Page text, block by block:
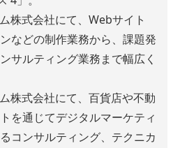
株式会社にて、Webサイト
などの制作業務から、課題発
サルティング業務まで幅広く
株式会社にて、百貨店や不動
を通じてデジタルマーケティ
コンサルティング、テクニカ